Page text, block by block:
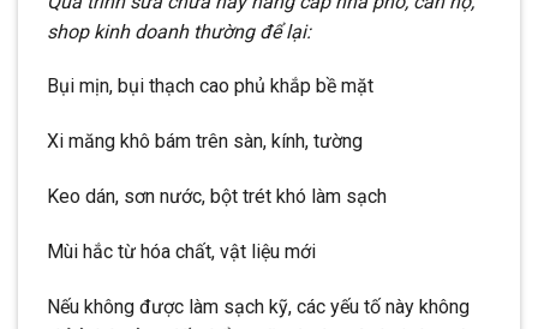
shop kinh doanh thường để lại:
Bụi mịn, bụi thạch cao phủ khắp bề mặt
Xi măng khô bám trên sàn, kính, tường
Keo dán, sơn nước, bột trét khó làm sạch
Mùi hắc từ hóa chất, vật liệu mới
Nếu không được làm sạch kỹ, các yếu tố này không